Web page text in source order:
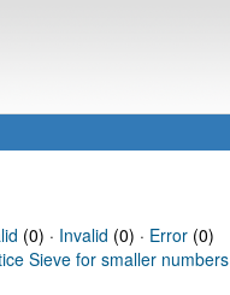
(0) · Invalid (0) · Error(0)
Sieve for smaller numbers